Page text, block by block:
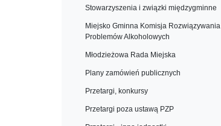
Stowarzyszenia i związki międzygminne
Miejsko Gminna Komisja Rozwiązywania
Problemów Alkoholowych
Młodzieżowa Rada Miejska
Plany zamówień publicznych
Przetargi, konkursy
Przetargi poza ustawą PZP